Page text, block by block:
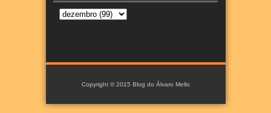
Copyright © 2015 Blog do Álvaro Mello